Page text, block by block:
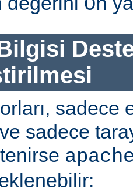
On
sadece
sadece